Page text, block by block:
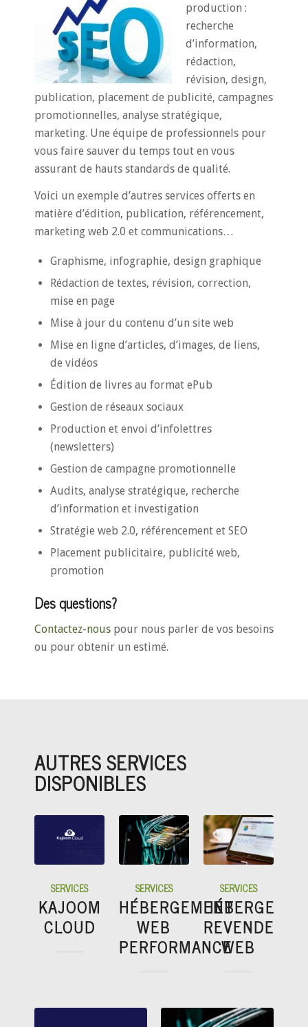
production :
recherche
d’information,
rédaction,
révision, design,
publication, placement de publicité, campagnes
promotionnelles, analyse stratégique,
marketing. Une équipe de professionnels pour
vous faire sauver du temps tout en vous
assurant de hauts standards de qualité.
Voici un exemple d’autres services offerts en
matière d’édition, publication, référencement,
marketing web 2.0 et communications…
Graphisme, infographie, design graphique
Rédaction de textes, révision, correction,
mise en page
Mise à jour du contenu d’un site web
Mise en ligne d’articles, d’images, de liens,
de vidéos
Édition de livres au format ePub
Gestion de réseaux sociaux
Production et envoi d’infolettres
(newsletters)
Gestion de campagne promotionnelle
Audits, analyse stratégique, recherche
d’information et investigation
Stratégie web 2.0, référencement et SEO
Placement publicitaire, publicité web,
promotion
Des questions?
Contactez-nous pour nous parler de vos besoins
ou pour obtenir un estimé.
AUTRES SERVICES
DISPONIBLES
SERVICES
KAJOOM
CLOUD
SERVICES
HÉBERGEMENT
WEB
PERFORMANCE
SERVICES
REVENDEUR
WEB